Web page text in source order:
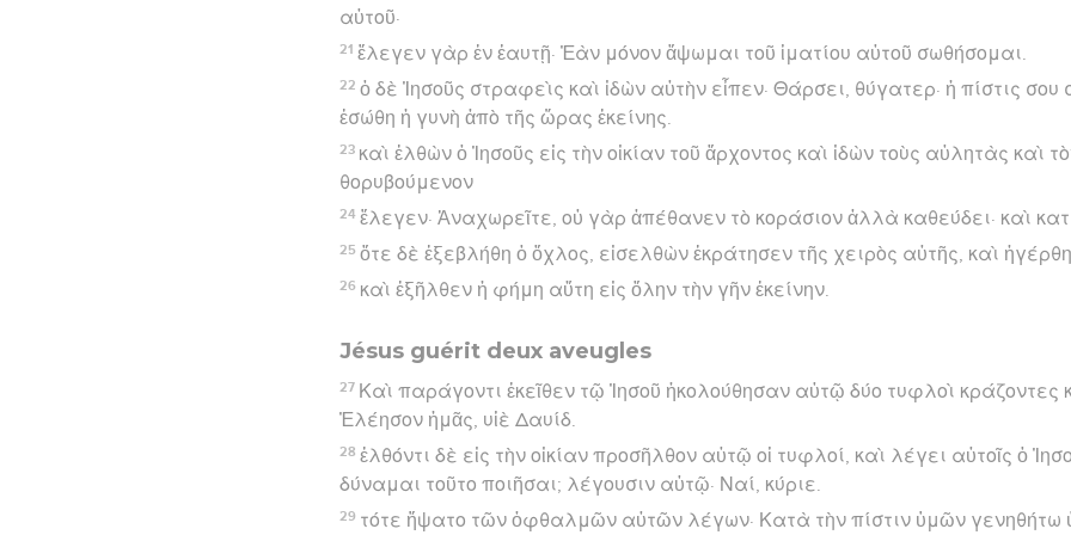
αὐτοῦ·
21 ἔλεγεν γὰρ ἐν ἑαυτῇ· Ἐὰν μόνον ἅψωμαι τοῦ ἱματίου αὐτοῦ σωθήσομαι.
22 ὁ δὲ Ἰησοῦς στραφεὶς καὶ ἰδὼν αὐτὴν εἶπεν· Θάρσει, θύγατερ· ἡ πίστις
ἐσώθη ἡ γυνὴ ἀπὸ τῆς ὥρας ἐκείνης.
23 καὶ ἐλθὼν ὁ Ἰησοῦς εἰς τὴν οἰκίαν τοῦ ἄρχοντος καὶ ἰδὼν τοὺς αὐλητὰς καὶ
θορυβούμενον
24 ἔλεγεν· Ἀναχωρεῖτε, οὐ γὰρ ἀπέθανεν τὸ κοράσιον ἀλλὰ καθεύδει· καὶ
25 ὅτε δὲ ἐξεβλήθη ὁ ὄχλος, εἰσελθὼν ἐκράτησεν τῆς χειρὸς αὐτῆς, καὶ
26 καὶ ἐξῆλθεν ἡ φήμη αὕτη εἰς ὅλην τὴν γῆν ἐκείνην.
Jésus guérit deux aveugles
27 Καὶ παράγοντι ἐκεῖθεν τῷ Ἰησοῦ ἠκολούθησαν αὐτῷ δύο τυφλοὶ κράζοντες
Ἐλέησον ἡμᾶς, υἱὲ Δαυίδ.
28 ἐλθόντι δὲ εἰς τὴν οἰκίαν προσῆλθον αὐτῷ οἱ τυφλοί, καὶ λέγει αὐτοῖς ὁ
δύναμαι τοῦτο ποιῆσαι; λέγουσιν αὐτῷ· Ναί, κύριε.
29 τότε ἥψατο τῶν ὀφθαλμῶν αὐτῶν λέγων· Κατὰ τὴν πίστιν ὑμῶν γενηθήτω